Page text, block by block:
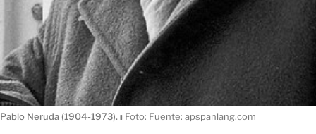
Pablo Neruda (1904-1973). ı Foto: Fuente: apspanlang.com